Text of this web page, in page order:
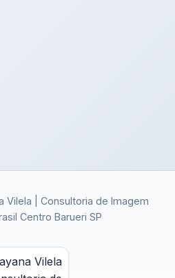
Vilela | Consultoria de Imagem
Centro Barueri SP